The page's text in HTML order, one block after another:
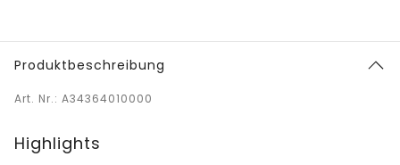
Produktbeschreibung
Art. Nr.: A34364010000
Highlights